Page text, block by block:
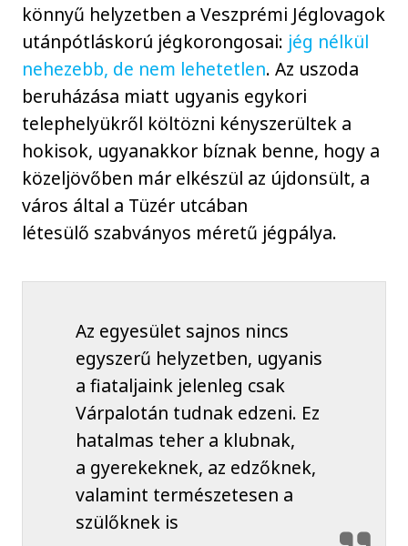
könnyű helyzetben a Veszprémi Jéglovagok
utánpótláskorú jégkorongosai: jég nélkül
nehezebb, de nem lehetetlen. Az uszoda
beruházása miatt ugyanis egykori
telephelyükről költözni kényszerültek a
hokisok, ugyanakkor bíznak benne, hogy a
közeljövőben már elkészül az újdonsült, a
város által a Tüzér utcában
létesülő szabványos méretű jégpálya.
Az egyesület sajnos nincs
egyszerű helyzetben, ugyanis
a fiataljaink jelenleg csak
Várpalotán tudnak edzeni. Ez
hatalmas teher a klubnak,
a gyerekeknek, az edzőknek,
valamint természetesen a
szülőknek is